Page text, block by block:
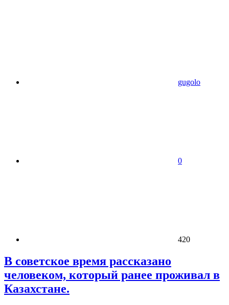
gugolo
0
420
В советское время рассказано
человеком, который ранее проживал в
Казахстане.